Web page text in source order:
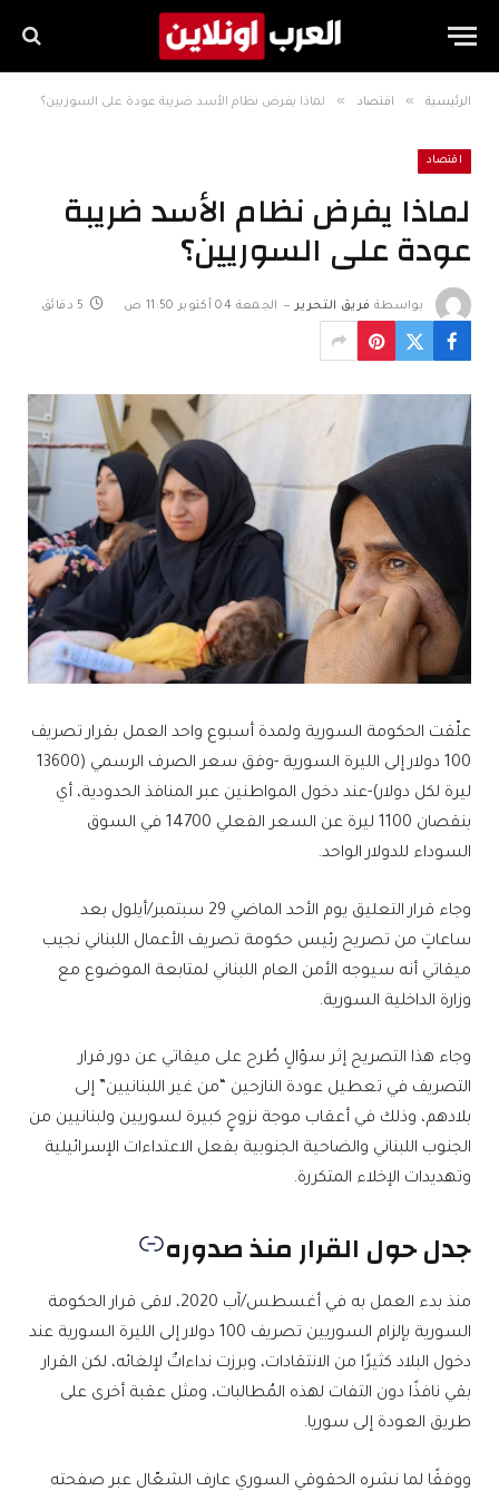
الرئيسية » اقتصاد » لماذا يفرض نظام الأسد ضريبة عودة على السوريين؟
اقتصاد
لماذا يفرض نظام الأسد ضريبة
عودة على السوريين؟
بواسطة فريق التحرير الجمعة 04 أكتوبر 11:50 ص 5 دقائق
علّقت الحكومة السورية ولمدة أسبوع واحد العمل بقرار تصريف
100 دولار إلى الليرة السورية -وفق سعر الصرف الرسمي (13600
ليرة لكل دولار)-عند دخول المواطنين عبر المنافذ الحدودية، أي
بنقصان 1100 ليرة عن السعر الفعلي 14700 في السوق
السوداء للدولار الواحد.
وجاء قرار التعليق يوم الأحد الماضي 29 سبتمبر/أيلول بعد
ساعاتٍ من تصريح رئيس حكومة تصريف الأعمال اللبناني نجيب
ميقاتي أنه سيوجه الأمن العام اللبناني لمتابعة الموضوع مع
وزارة الداخلية السورية.
وجاء هذا التصريح إثر سؤالٍ طُرح على ميقاتي عن دور قرار
التصريف في تعطيل عودة النازحين “من غير اللبنانيين” إلى
بلادهم، وذلك في أعقاب موجة نزوحٍ كبيرة لسوريين ولبنانيين من
الجنوب اللبناني والضاحية الجنوبية بفعل الاعتداءات الإسرائيلية
وتهديدات الإخلاء المتكررة.
جدل حول القرار منذ صدوره
منذ بدء العمل به في أغسطس/آب 2020، لاقى قرار الحكومة
السورية بإلزام السوريين تصريف 100 دولار إلى الليرة السورية عند
دخول البلاد كثيرًا من الانتقادات، وبرزت نداءاتٌ لإلغائه، لكن القرار
بقي نافذًا دون التفات لهذه المُطالبات، ومثل عقبة أخرى على
طريق العودة إلى سوريا.
ووفقًا لما نشره الحقوقي السوري عارف الشعّال عبر صفحته